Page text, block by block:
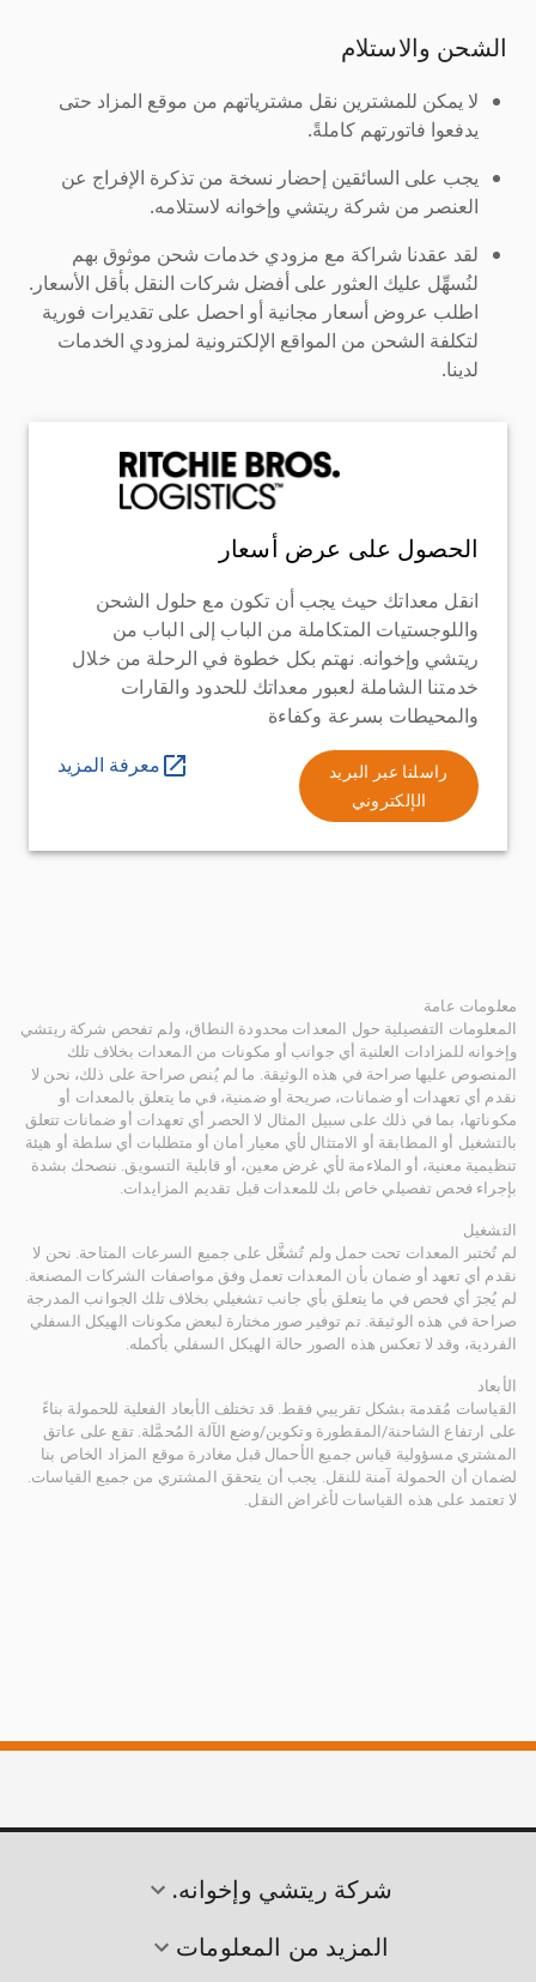
الشحن والاستلام
لا يمكن للمشترين نقل مشترياتهم من موقع المزاد حتى
يدفعوا فاتورتهم كاملةً.
يجب على السائقين إحضار نسخة من تذكرة الإفراج عن
العنصر من شركة ريتشي وإخوانه لاستلامه.
لقد عقدنا شراكة مع مزودي خدمات شحن موثوق بهم
لنُسهِّل عليك العثور على أفضل شركات النقل بأقل الأسعار.
اطلب عروض أسعار مجانية أو احصل على تقديرات فورية
لتكلفة الشحن من المواقع الإلكترونية لمزودي الخدمات
لدينا.
الحصول على عرض أسعار
انقل معداتك حيث يجب أن تكون مع حلول الشحن
واللوجستيات المتكاملة من الباب إلى الباب من
ريتشي وإخوانه. نهتم بكل خطوة في الرحلة من خلال
خدمتنا الشاملة لعبور معداتك للحدود والقارات
والمحيطات بسرعة وكفاءة
راسلنا عبر البريد
الإلكتروني
معرفة المزيد
معلومات عامة
المعلومات التفصيلية حول المعدات محدودة النطاق، ولم تفحص شركة ريتشي
وإخوانه للمزادات العلنية أي جوانب أو مكونات من المعدات بخلاف تلك
المنصوص عليها صراحة في هذه الوثيقة. ما لم يُنص صراحة على ذلك، نحن لا
نقدم أي تعهدات أو ضمانات، صريحة أو ضمنية، في ما يتعلق بالمعدات أو
مكوناتها، بما في ذلك على سبيل المثال لا الحصر أي تعهدات أو ضمانات تتعلق
بالتشغيل أو المطابقة أو الامتثال لأي معيار أمان أو متطلبات أي سلطة أو هيئة
تنظيمية معنية، أو الملاءمة لأي غرض معين، أو قابلية التسويق. ننصحك بشدة
بإجراء فحص تفصيلي خاص بك للمعدات قبل تقديم المزايدات.
التشغيل
لم تُختبر المعدات تحت حمل ولم تُشغَّل على جميع السرعات المتاحة. نحن لا
نقدم أي تعهد أو ضمان بأن المعدات تعمل وفق مواصفات الشركات المصنعة.
لم يُجرَ أي فحص في ما يتعلق بأي جانب تشغيلي بخلاف تلك الجوانب المدرجة
صراحة في هذه الوثيقة. تم توفير صور مختارة لبعض مكونات الهيكل السفلي
الفردية، وقد لا تعكس هذه الصور حالة الهيكل السفلي بأكمله.
الأبعاد
القياسات مُقدمة بشكل تقريبي فقط. قد تختلف الأبعاد الفعلية للحمولة بناءً
على ارتفاع الشاحنة/المقطورة وتكوين/وضع الآلة المُحمَّلة. تقع على عاتق
المشتري مسؤولية قياس جميع الأحمال قبل مغادرة موقع المزاد الخاص بنا
لضمان أن الحمولة آمنة للنقل. يجب أن يتحقق المشتري من جميع القياسات.
لا تعتمد على هذه القياسات لأغراض النقل.
شركة ريتشي وإخوانه.
المزيد من المعلومات